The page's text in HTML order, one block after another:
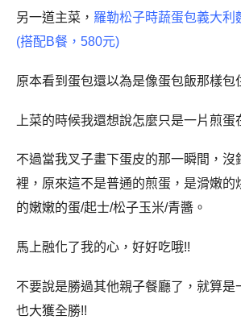
另一道主菜， 羅勒松子時蔬蛋包義大利
(搭配B餐，580元)
原本看到蛋包還以為是像蛋包飯那樣包
上菜的時候我還想說怎麼只是一片煎蛋
不過當我叉子畫下蛋皮的那一瞬間，沒
裡，原來這不是普通的煎蛋，是滑嫩的
的嫩嫩的蛋/起士/松子玉米/青醬。
馬上融化了我的心，好好吃哦!!
不要說是勝過其他親子餐廳了，就算是
也大獲全勝!!